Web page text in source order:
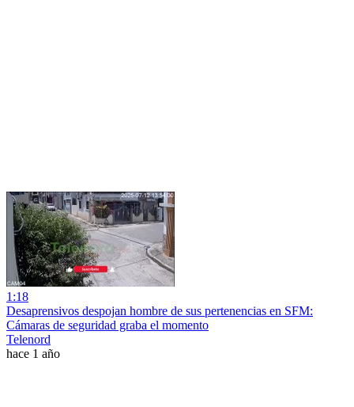
1:18
Desaprensivos despojan hombre de sus pertenencias en SFM:
Cámaras de seguridad graba el momento
Telenord
hace 1 año